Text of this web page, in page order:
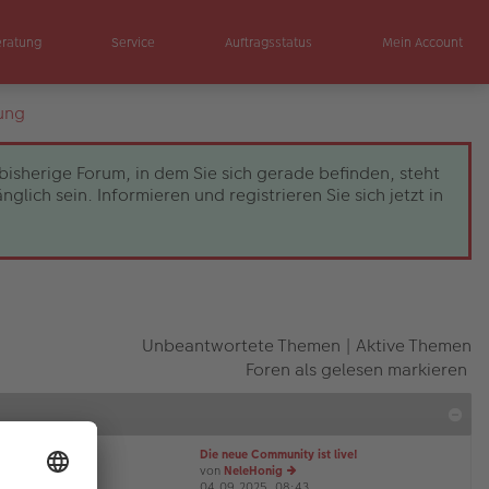
Service Auftragsstatus Mein Account
Forum, in dem Sie sich gerade befinden, steht
sein. Informieren und registrieren Sie sich jetzt in
Unbeantwortete Themen | Aktive Themen
Foren als gelesen markieren
Die neue Community ist live!
von NeleHonig